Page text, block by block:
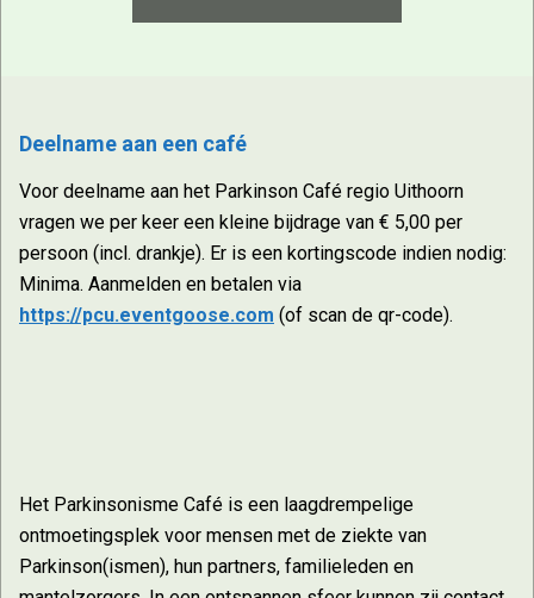
Deelname aan een café
Voor deelname aan het Parkinson Café regio Uithoorn
vragen we per keer een kleine bijdrage van € 5,00 per
persoon (incl. drankje). Er is een kortingscode indien nodig:
Minima. Aanmelden en betalen via
https://pcu.eventgoose.com (of scan de qr-code).
Het Parkinsonisme Café is een laagdrempelige
ontmoetingsplek voor mensen met de ziekte van
Parkinson(ismen), hun partners, familieleden en